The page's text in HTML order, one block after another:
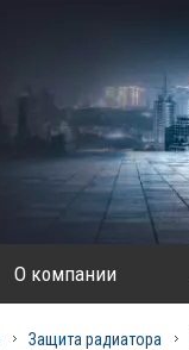
О компании
Защита радиатора